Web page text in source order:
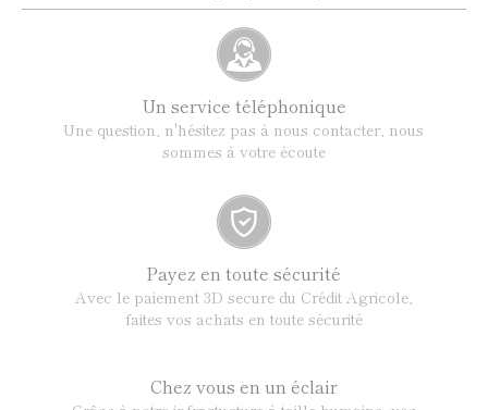
Un service téléphonique
Une question, n'hésitez pas à nous contacter, nous
sommes à votre écoute
Payez en toute sécurité
Avec le paiement 3D secure du Crédit Agricole,
faites vos achats en toute sécurité
Chez vous en un éclair